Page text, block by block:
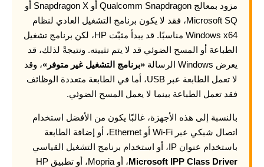
مزود بمعالج Qualcomm Snapdragon أو Snapdragon X أو
Microsoft SQ، فقد لا يكون برنامج التشغيل العادي لنظام
Windows x64 مناسبًا. قد يبدأ مثبّت HP، لكن برنامج تشغيل
الطباعة أو المسح الضوئي قد لا يتم تثبيته. ونتيجةً لذلك، قد
يعرض Windows الرسالة
«برنامج التشغيل غير متوفر»، وقد
لا تعمل الطابعة عبر USB، أما في الطابعة متعددة الوظائف
فقد تعمل الطباعة بينما لا يعمل المسح الضوئي.
بالنسبة إلى هذه الأجهزة، غالبًا يكون من الأفضل استخدام
اتصال شبكي عبر Wi-Fi أو Ethernet، أو إضافة الطابعة
باستخدام عنوان IP، أو استخدام برنامج التشغيل القياسي
Microsoft IPP Class Driver
، أو Mopria، أو تطبيق HP